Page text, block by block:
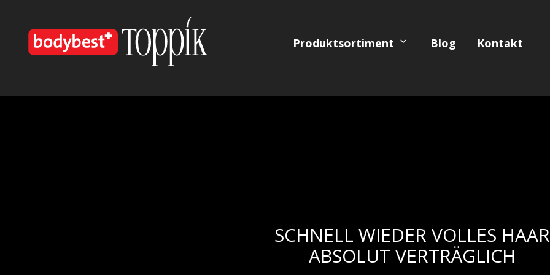
Produktsortiment Blog Kontakt
SCHNELL WIEDER VOLLES HAAR
ABSOLUT VERTRÄGLICH